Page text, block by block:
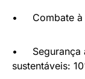
• Combate à
• Segurança
sustentáveis: